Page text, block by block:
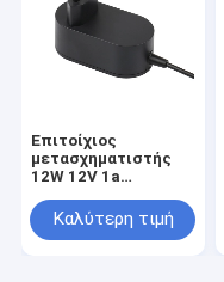
Επιτοίχιος
μετασχηματιστής
12W 12V 1a
ρεύματος Χρήση για
TV Box
Καλύτερη τιμή